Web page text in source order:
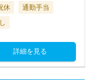
休
通勤手当
詳細を見る